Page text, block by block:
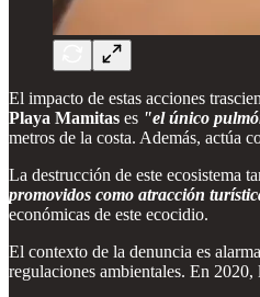
El impacto de estas acciones
Playa Mamitas es "el único
metros de la costa. Además, actúa
La destrucción de este ecosistema
promovidos como atracción
económicas de este ecocidio.
El contexto de la denuncia es
regulaciones ambientales. En